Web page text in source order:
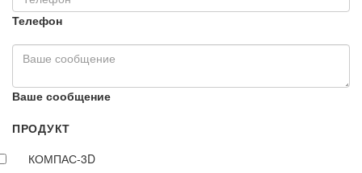
Телефон
Ваше сообщение
ПРОДУКТ
КОМПАС-3D